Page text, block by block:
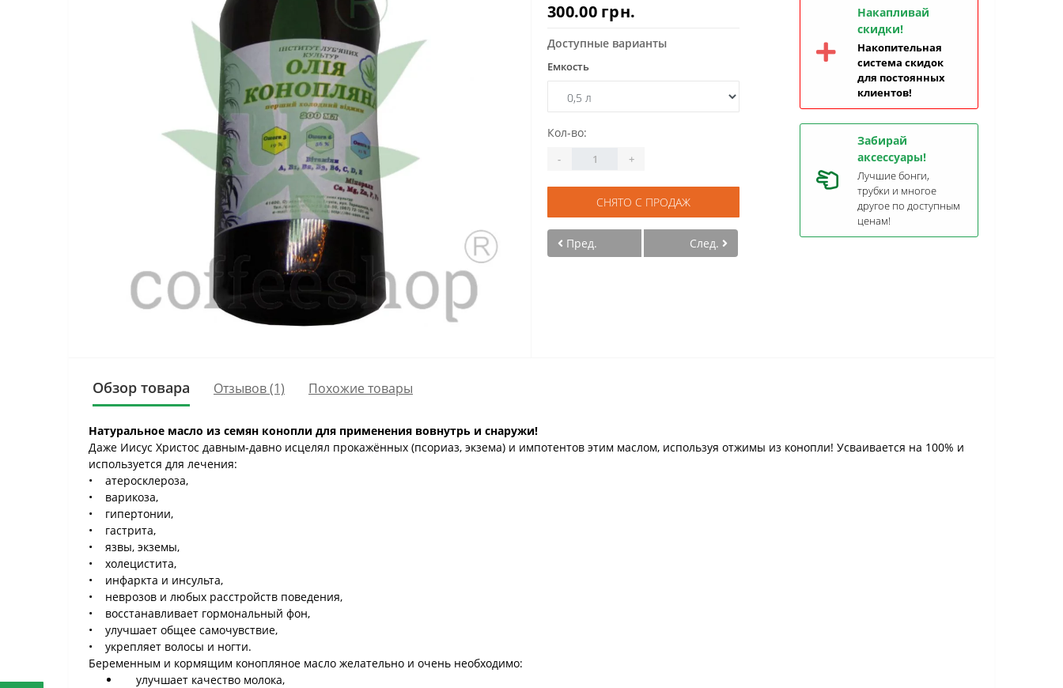
300.00 грн.
Доступные варианты
Емкость
Кол-во:
- +
СНЯТО С ПРОДАЖ
Пред. След.
Накапливай
скидки!
Накопительная
система скидок
для постоянных
клиентов!
Забирай
аксессуары!
Лучшие бонги,
трубки и многое
другое по доступным
ценам!
Обзор товара Отзывов (1) Похожие товары
Натуральное масло из семян конопли для применения вовнутрь и снаружи!
Даже Иисус Христос давным-давно исцелял прокажённых (псориаз, экзема) и импотентов этим маслом, используя отжимы из конопли! Усваивается на 100% и
используется для лечения:
• атеросклероза,
• варикоза,
• гипертонии,
• гастрита,
• язвы, экземы,
• холецистита,
• инфаркта и инсульта,
• неврозов и любых расстройств поведения,
• восстанавливает гормональный фон,
• улучшает общее самочувствие,
• укрепляет волосы и ногти.
Беременным и кормящим конопляное масло желательно и очень необходимо:
улучшает качество молока,